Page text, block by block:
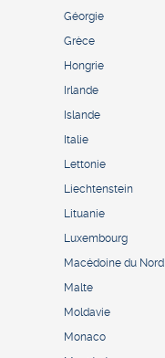
Géorgie
Grèce
Hongrie
Irlande
Islande
Italie
Lettonie
Liechtenstein
Lituanie
Luxembourg
Macédoine du Nord
Malte
Moldavie
Monaco